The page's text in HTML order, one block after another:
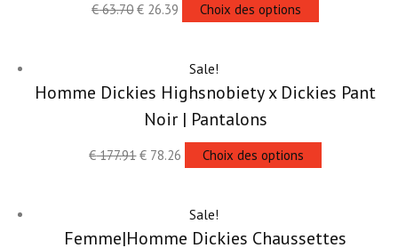
€63.70 € 26.39 Choix des options
Sale!
Homme Dickies Highsnobiety x Dickies Pant
Noir | Pantalons
€177.91 € 78.26 Choix des options
Sale!
Femme|Homme Dickies Chaussettes